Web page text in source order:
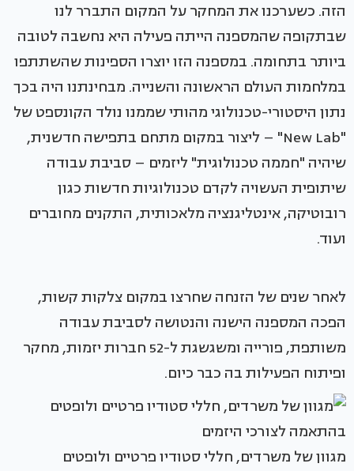
הזה. כשערכנו את המחקר על המקום התברר לנו
שבתקופה שהמספנה הייתה פעילה היא נחשבה לטובה
ביותר בתחומה. במספנה הזו יוצרו הספינות שהשתתפו
במלחמות העולם הראשונה והשנייה. מבחינתנו היה בכך
נתון היסטורי-טכנולוגי מהותי שממנו נולד הקונספט של
"New Lab" – ליצור במקום מתחם בתפישה חדשנית,
שיהיה "חממה טכנולוגית" ליזמים – סביבת עבודה
שיתופית העשויה לקדם טכנולוגיות חדשות כגון
רובוטיקה, אינטליגנציה מלאכותית, התקנים מחוברים
ועוד.
לאחר שנים של הזנחה שחרצו במקום צלקות קשות,
הפכה המספנה הישנה והנטושה לסביבת עבודה
משותפת, פורייה ומשגשגת ל-52 חברות יזמות, מחקר
ופיתוח הפעילות בה כבר כיום.
מגוון של משרדים, חללי סטודיו פרטיים ולופטים